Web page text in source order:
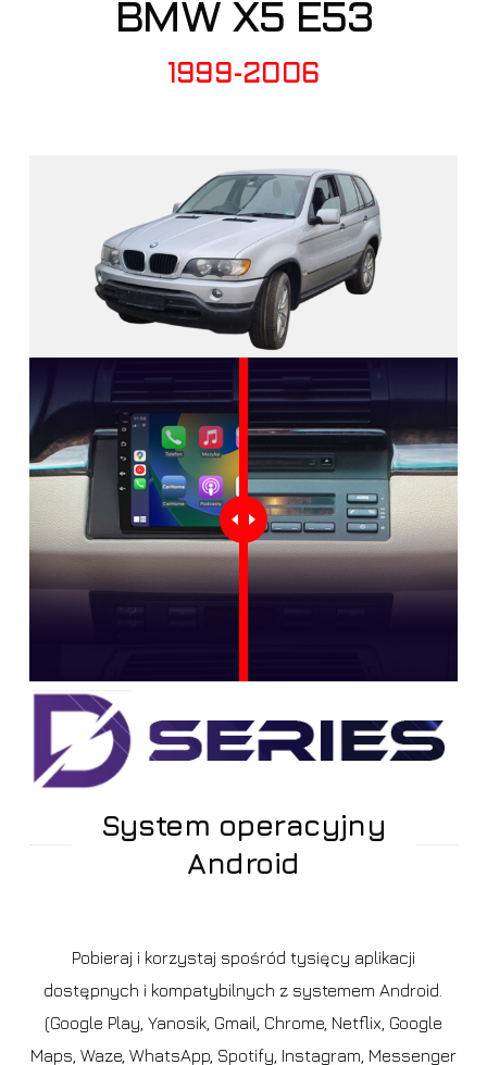
BMW X5 E53
1999-2006
System operacyjny
Android
Pobieraj i korzystaj spośród tysięcy aplikacji
dostępnych i kompatybilnych z systemem Android.
(Google Play, Yanosik, Gmail, Chrome, Netflix, Google
Maps, Waze, WhatsApp, Spotify, Instagram, Messenger